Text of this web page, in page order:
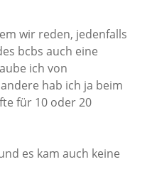
wir reden, jedenfalls
bcbs auch eine
ich von
hab ich ja beim
für 10 oder 20
es kam auch keine